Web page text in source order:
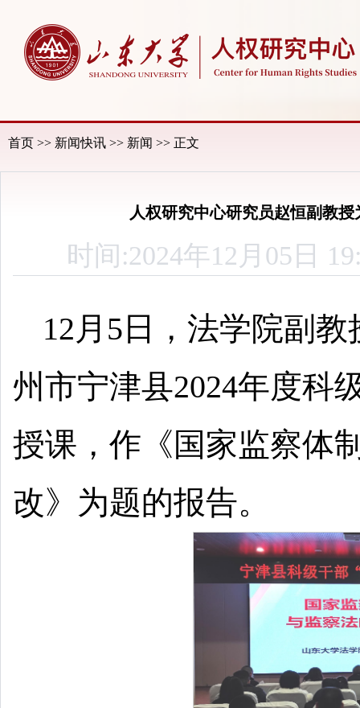
首页 >> 新闻快讯 >> 新闻 >> 正文
人权研究中心研究员赵恒副教
时间:2024年12月05
12月5日，法学院副
州市宁津县2024年度科
授课，作《国家监察体
改》为题的报告。